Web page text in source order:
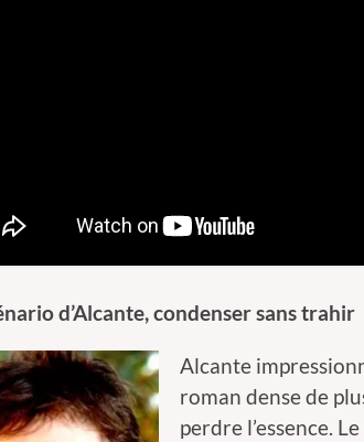
d’Alcante, condenser sans trahir
Alcante
roman dense de
perdre l’essence.